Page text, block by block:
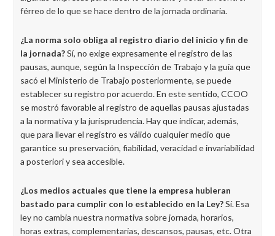
férreo de lo que se hace dentro de la jornada ordinaria.
¿La norma solo obliga al registro diario del inicio y fin de
la jornada?Sí, no exige expresamente el registro de las
pausas, aunque, según la Inspección de Trabajo y la guía que
sacó el Ministerio de Trabajo posteriormente, se puede
establecer su registro por acuerdo. En este sentido, CCOO
se mostró favorable al registro de aquellas pausas ajustadas
a la normativa y la jurisprudencia. Hay que indicar, además,
que para llevar el registro es válido cualquier medio que
garantice su preservación, fiabilidad, veracidad e invariabilidad
a posteriori y sea accesible.
¿Los medios actuales que tiene la empresa hubieran
bastado para cumplir con lo establecido en la Ley?Sí. Esa
ley no cambia nuestra normativa sobre jornada, horarios,
horas extras, complementarias, descansos, pausas, etc. Otra